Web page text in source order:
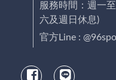
服務時間：週一
六及週日休息)
官方Line :